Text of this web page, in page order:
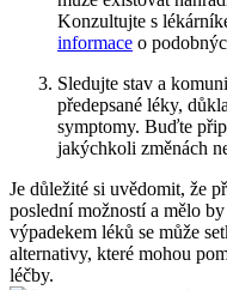
Konzultujte s
informace o
Sledujte stav a
předepsané léky,
symptomy. Buďte
jakýchkoli změnách
Je důležité si uvědomit, že
poslední možností a mělo
výpadekem léků se může
alternativy, které mohou
léčby.